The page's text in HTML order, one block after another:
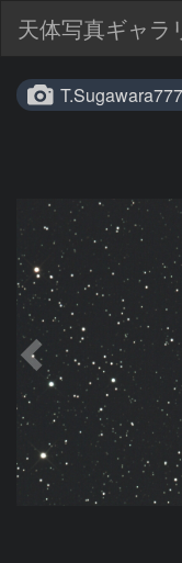
天体写真ギャラ
T.Sugawara777